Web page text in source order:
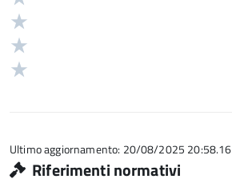
5
Ultimo aggiornamento: 20/08/2025 20:58.16
Riferimenti normativi